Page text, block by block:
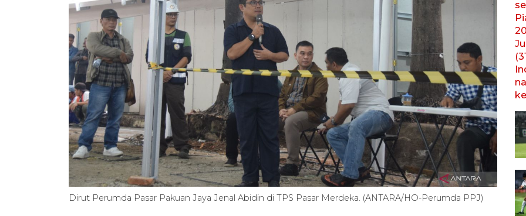
Dirut Perumda Pasar Pakuan Jaya Jenal Abidin di TPS Pasar Merdeka. (ANTARA/HO-Perumda PPJ)